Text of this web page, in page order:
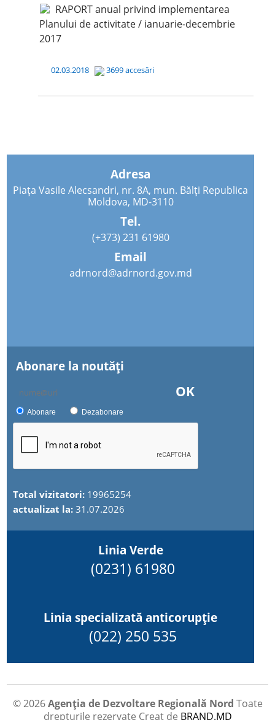
RAPORT anual privind implementarea
Planului de activitate / ianuarie-decembrie
2017
02.03.2018 3699 accesări
Adresa
Piața Vasile Alecsandri, nr. 8A, mun. Bălți Republica
Moldova, MD-3110
Tel.
(+373) 231 61980
Email
adrnord@adrnord.gov.md
Abonare la noutăţi
OK
Abonare Dezabonare
Total vizitatori: 19965254
actualizat la:31.07.2026
Linia Verde
(0231) 61980
Linia specializată anticorupție
(022) 250 535
© 2026Agenția de Dezvoltare Regională Nord Toate
drepturile rezervate Creat de BRAND.MD